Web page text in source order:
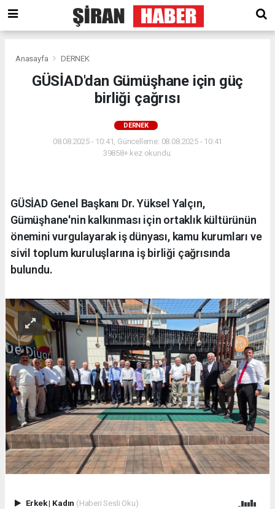
Anasayfa DERNEK
GÜSİAD'dan Gümüşhane için güç
birliği çağrısı
DERNEK
08.08.2025 - 10:41, Güncelleme: 08.08.2025 - 10:41
39858+ kez okundu.
GÜSİAD Genel Başkanı Dr. Yüksel Yalçın,
Gümüşhane'nin kalkınması için ortaklık kültürünün
önemini vurgulayarak iş dünyası, kamu kurumları ve
sivil toplum kuruluşlarına iş birliği çağrısında
bulundu.
Erkek| Kadın (Haberi Sesli Oku)